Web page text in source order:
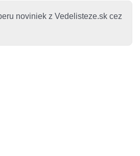
noviniek z Vedelisteze.sk cez